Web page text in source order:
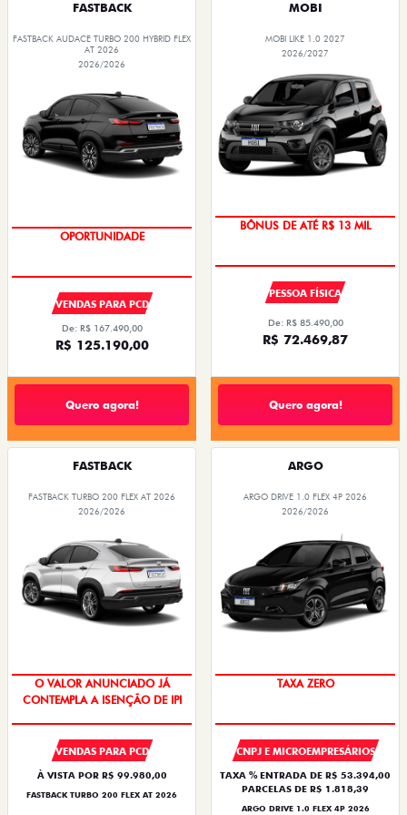
FASTBACK
FASTBACK AUDACE TURBO 200 HYBRID FLEX
AT 2026
2026/2026
OPORTUNIDADE
VENDAS PARA PCD
De: R$ 167.490,00
R$ 125.190,00
Quero agora!
MOBI
MOBI LIKE 1.0 2027
2026/2027
BÔNUS DE ATÉ R$ 13 MIL
PESSOA FÍSICA
De: R$ 85.490,00
R$ 72.469,87
Quero agora!
FASTBACK
FASTBACK TURBO 200 FLEX AT 2026
2026/2026
O VALOR ANUNCIADO JÁ
CONTEMPLA A ISENÇÃO DE IPI
VENDAS PARA PCD
À VISTA POR R$ 99.980,00
FASTBACK TURBO 200 FLEX AT 2026
ARGO
ARGO DRIVE 1.0 FLEX 4P 2026
2026/2026
TAXA ZERO
CNPJ E MICROEMPRESÁRIOS
TAXA % ENTRADA DE R$ 53.394,00
PARCELAS DE R$ 1.818,39
ARGO DRIVE 1.0 FLEX 4P 2026